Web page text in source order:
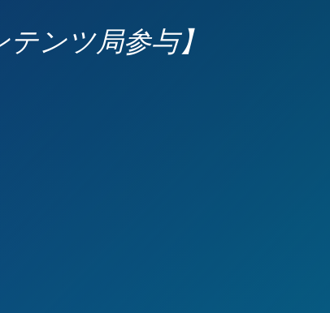
ンツ局参与】